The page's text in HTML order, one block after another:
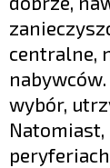
centralne,
wybór,